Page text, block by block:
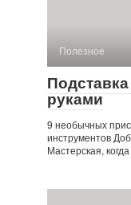
Полезное
руками
9 необычных
инструментов
Мастерская,